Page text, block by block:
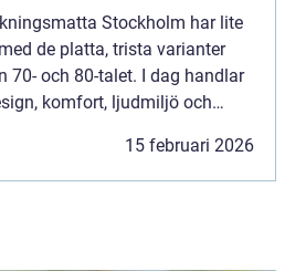
Stockholm har lite
de platta, trista varianter
70- och 80-talet. I dag handlar
komfort, ljudmiljö och
15 februari 2026